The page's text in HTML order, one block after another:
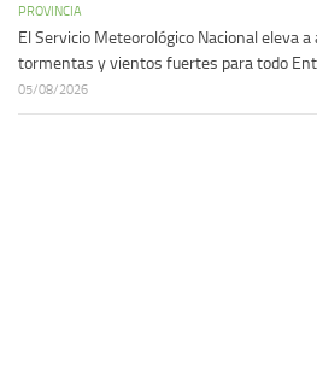
PROVINCIA
El Servicio Meteorológico Nacional eleva
tormentas y vientos fuertes para todo
05/08/2026